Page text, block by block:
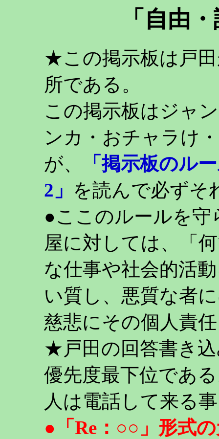
「自由
★この掲示板は戸
所である。
この掲示板はジャ
ンカ・おチャラけ
が、
「掲示板のル
2」 を読んで必ずそ
●ここのルールを守
屋に対しては、「
な仕事や社会的活
い質し、悪質な者
慈悲にその個人責
★戸田の回答書き
優先度最下位であ
人は電話して来る
●「Re：○○」形式